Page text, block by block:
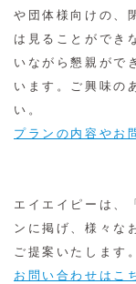
や団体様向けの、
は見ることができ
いながら懇親がで
います。ご興味の
い。
プランの内容やお
エイエイピーは、
ンに掲げ、様々な
ご提案いたします
お問い合わせはこ